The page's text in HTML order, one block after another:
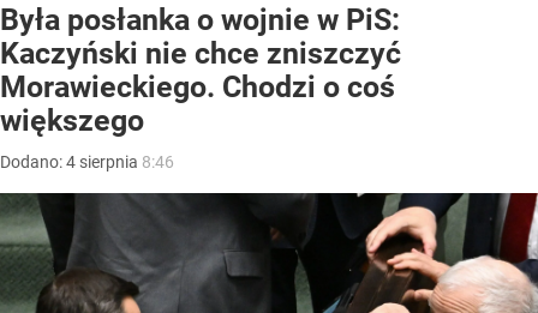
Była posłanka o wojnie w PiS:
Kaczyński nie chce zniszczyć
Morawieckiego. Chodzi o coś
większego
Dodano:4 sierpnia 8:46